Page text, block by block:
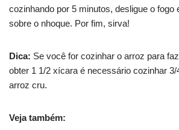
cozinhando por 5 minutos, desligue o fogo
sobre o nhoque. Por fim, sirva!
Dica: Se você for cozinhar o arroz para
obter 1 1/2 xícara é necessário cozinhar
arroz cru.
Veja também: